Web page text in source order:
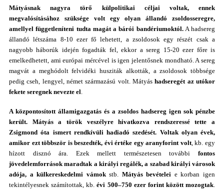
Mátyásnak nagyra törő külpolitikai céljai voltak, ennek
megvalósításához szüksége volt egy olyan állandó zsoldosseregre,
amellyel függetleníteni tudta magát a bárói bandériumoktól.A hadsereg
állandó létszáma 8-10 ezer fő lehetett, a zsoldosok egy részét csak a
nagyobb háborúk idején fogadták fel, ekkor a sereg 15-20 ezer főre is
emelkedhetett, ami európai mércével is igen jelentősnek mondható. A sereg
magvát a meghódolt felvidéki husziták alkották, a zsoldosok többsége
pedig cseh, lengyel, német származású volt. Mátyáshadseregét az utókor
fekete seregnek nevezte el.
A központosított államigazgatás és a zsoldos hadsereg igen sok pénzbe
került. Mátyás a török veszélyre hivatkozva rendszeressé tette a
Zsigmond óta ismert rendkívüli hadiadó szedését. Voltak olyan évek,
amikor ezt többször is beszedték, évi értéke egy aranyforint volt, kb. egy
hízott disznó ára. Ezek mellett természetesen további fontos
jövedelemforrások maradtak a királyi regálék, a szabad királyi városok
adója, a külkereskedelmi vámokstb. Mátyásbevételei e korban igen
tekintélyesnek számítottak, kb.évi 500–750 ezer forint között mozogtak.